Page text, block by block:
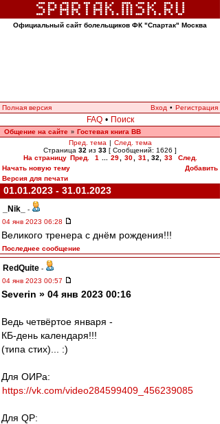
Официальный сайт болельщиков ФК "Спартак" Москва
Полная версия Вход • Регистрация
FAQ • Поиск
Общение на сайте » Гостевая книга ВВ
Пред. тема | След. тема
Страница 32 из 33 [ Сообщений: 1626 ]
На страницу Пред. 1 29 30 31 32 33
След.
Начать новую тему
Добавить
Версия для печати
01.01.2023 - 31.01.2023
_Nik_
-
04 янв 2023 06:28
Великого тренера с днём рождения!!!
Последнее сообщение
RedQuite -
04 янв 2023 00:57
Severin » 04 янв 2023 00:16
Ведь четвёртое января -
КБ-день календаря!!!
(типа стих)... :)
Для ОИРа:
https://vk.com/video284599409_456239085
Для QP: